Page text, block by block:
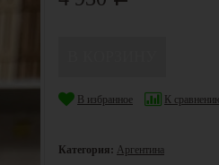
В избранное К
Категория: Аргентина